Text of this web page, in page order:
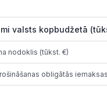
valsts kopbudžetā
nodoklis (tūkst. €)
obligātās